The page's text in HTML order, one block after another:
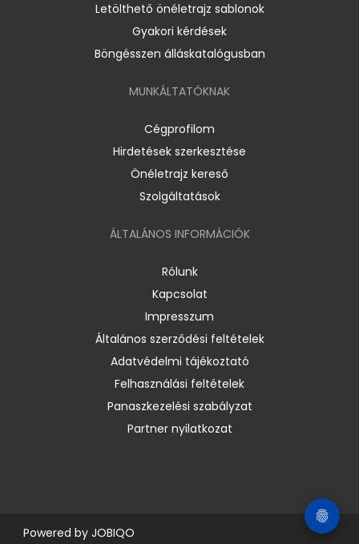
Letölthető önéletrajz sablonok
Gyakori kérdések
Böngésszen álláskatalógusban
MUNKÁLTATÓKNAK
Cégprofilom
Hirdetések szerkesztése
Önéletrajz kereső
Szolgáltatások
ÁLTALÁNOS INFORMÁCIÓK
Rólunk
Kapcsolat
Impresszum
Általános szerződési feltételek
Adatvédelmi tájékoztató
Felhasználási feltételek
Panaszkezelési szabályzat
Partner nyilatkozat
Powered by JOBIQO